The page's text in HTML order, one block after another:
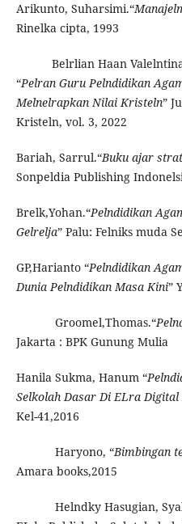
Arikunto, Suharsimi.“
Rinelka cipta, 1993
Belrlian Haan Valelntina
“Pelran Guru Pelndidikan
Melnelrapkan Nilai Kristeln”
Kristeln, vol. 3, 2022
Bariah, Sarrul.“Buku ajar
Sonpeldia Publishing
Brelk,Yohan.“Pelndidikan
Gelrelja” Palu: Felniks muda
GP,Harianto “Pelndidikan
Dunia Pelndidikan Masa Kini”
Groomel,Thomas.“
Jakarta : BPK Gunung Mulia
Hanila Sukma, Hanum “
Selkolah Dasar Di ELra Digital
Kel-41,2016
Haryono, “Bimbingan
Amara books,2015
Helndky Hasugian,